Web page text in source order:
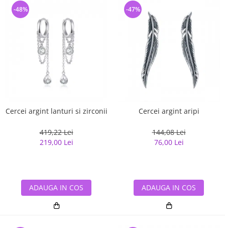
Cercei argint lanturi si zirconii
419,22 Lei
219,00 Lei
-48%
ADAUGA IN COS
Cercei argint aripi
144,08 Lei
76,00 Lei
-47%
ADAUGA IN COS